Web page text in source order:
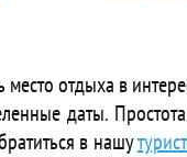
отдыха в
даты.
в нашу